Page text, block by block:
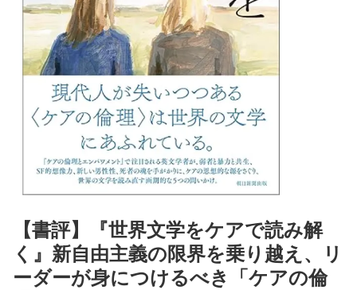
【書評】『世界文学をケアで読み解
く』新自由主義の限界を乗り越え、リ
ーダーが身につけるべき「ケアの倫